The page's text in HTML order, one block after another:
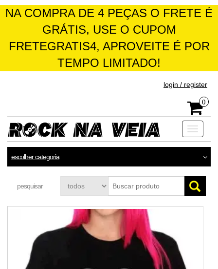
NA COMPRA DE 4 PEÇAS O FRETE É
GRÁTIS, USE O CUPOM
FRETEGRATIS4, APROVEITE É POR
TEMPO LIMITADO!
login / register
0
Toggle
escolher categoria
pesquisar